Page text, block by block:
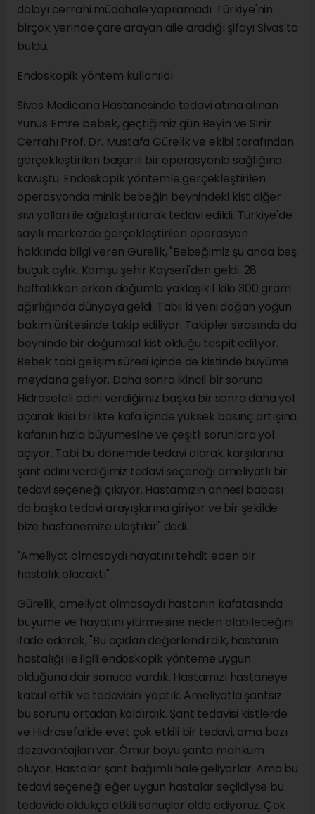
dolayı cerrahi müdahale yapılamadı. Türkiye'nin
birçok yerinde çare arayan aile aradığı şifayı Sivas'ta
buldu.
Endoskopik yöntem kullanıldı
Sivas Medicana Hastanesinde tedavi atına alınan
Yunus Emre bebek, geçtiğimiz gün Beyin ve Sinir
Cerrahı Prof. Dr. Mustafa Gürelik ve ekibi tarafından
gerçekleştirilen başarılı bir operasyonla sağlığına
kavuştu. Endoskopik yöntemle gerçekleştirilen
operasyonda minik bebeğin beynindeki kist diğer
sıvı yolları ile ağızlaştırılarak tedavi edildi. Türkiye'de
sayılı merkezde gerçekleştirilen operasyon
hakkında bilgi veren Gürelik, "Bebeğimiz şu anda beş
buçuk aylık. Komşu şehir Kayseri'den geldi. 28
haftalıkken erken doğumla yaklaşık 1 kilo 300 gram
ağırlığında dünyaya geldi. Tabii ki yeni doğan yoğun
bakım ünitesinde takip ediliyor. Takipler sırasında da
beyninde bir doğumsal kist olduğu tespit ediliyor.
Bebek tabi gelişim süresi içinde de kistinde büyüme
meydana geliyor. Daha sonra ikincil bir soruna
Hidrosefali adını verdiğimiz başka bir sonra daha yol
açarak ikisi birlikte kafa içinde yüksek basınç artışına
kafanın hızla büyümesine ve çeşitli sorunlara yol
açıyor. Tabi bu dönemde tedavi olarak karşılarına
şant adını verdiğimiz tedavi seçeneği ameliyatlı bir
tedavi seçeneği çıkıyor. Hastamızın annesi babası
da başka tedavi arayışlarına giriyor ve bir şekilde
bize hastanemize ulaştılar" dedi.
"Ameliyat olmasaydı hayatını tehdit eden bir
hastalık olacaktı"
Gürelik, ameliyat olmasaydı hastanın kafatasında
büyüme ve hayatını yitirmesine neden olabileceğini
ifade ederek, "Bu açıdan değerlendirdik, hastanın
hastalığı ile ilgili endoskopik yönteme uygun
olduğuna dair sonuca vardık. Hastamızı hastaneye
kabul ettik ve tedavisini yaptık. Ameliyatla şantsız
bu sorunu ortadan kaldırdık. Şant tedavisi kistlerde
ve Hidrosefalide evet çok etkili bir tedavi, ama bazı
dezavantajları var. Ömür boyu şanta mahkum
oluyor. Hastalar şant bağımlı hale geliyorlar. Ama bu
tedavi seçeneği eğer uygun hastalar seçildiyse bu
tedavide oldukça etkili sonuçlar elde ediyoruz. Çok